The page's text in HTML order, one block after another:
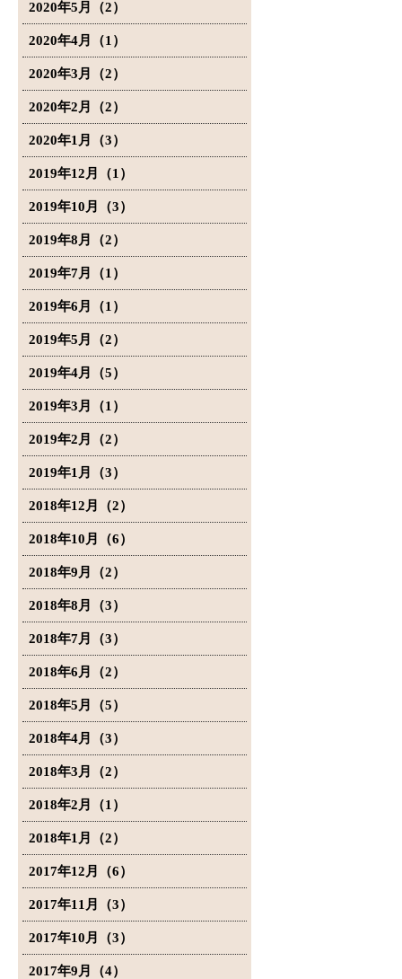
2020年5月（2）
2020年4月（1）
2020年3月（2）
2020年2月（2）
2020年1月（3）
2019年12月（1）
2019年10月（3）
2019年8月（2）
2019年7月（1）
2019年6月（1）
2019年5月（2）
2019年4月（5）
2019年3月（1）
2019年2月（2）
2019年1月（3）
2018年12月（2）
2018年10月（6）
2018年9月（2）
2018年8月（3）
2018年7月（3）
2018年6月（2）
2018年5月（5）
2018年4月（3）
2018年3月（2）
2018年2月（1）
2018年1月（2）
2017年12月（6）
2017年11月（3）
2017年10月（3）
2017年9月（4）